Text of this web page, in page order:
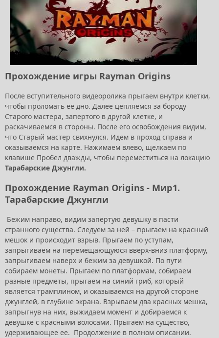
Прохождение игры Rayman Origins
После вступительного видеоролика прыгаем внутри клетки,
чтобы проломать ее дно. Далее цепляемся за бороду
Старого мастера, запертого в другой клетке, и
раскачиваемся в стороны. После его освобождения видим,
что Старый мастер свихнулся. Идем в проход справа и
оказываемся на карте. Нажимаем влево, щелкаем по
клавише Пробел дважды, чтобы переместиться на локацию
Тарабарские Джунгли.
Прохождение Rayman Origins - Мир1.
Тарабарские Джунгли
Бежим направо, видим запертую девушку в пасти
странного существа. Следуем за ней – прыгаем на красный
мешок и происходит взрыв. Прыгаем по уступам,
запрыгиваем на перемещающуюся вверх-вниз платформу,
запрыгиваем наверх и бежим за девушкой. По пути
собираем монеты. Прыгаем по платформам, собираем
разные предметы, прыгаем на синий гриб, который
является трамплином, и оказываемся на другой стороне
джунглей, в глубине экрана. Взрываем два красных мешка,
запрыгнув на них, выжидаем момент и добираемся к
девушке с красными волосами. Прыгаем на существо,
удерживающее ее. Продолжение в полном описании.